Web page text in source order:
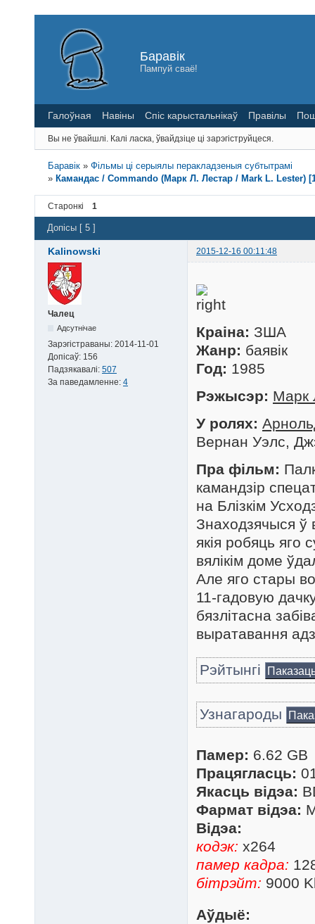
Баравік
Пампуй сваё!
Галоўная Навіны Спіс карыстальнікаў Правілы
Вы не ўвайшлі. Калі ласка, ўвайдзіце ці зарэгіструйцеся.
Баравік »Фільмы ці серыялы перакладзеныя субтытрамі
» Камандас / Commando (Марк Л. Лестар / Mark L. Lester)
Старонкі 1
Допісы [ 5 ]
Kalinowski 2015-12-16 00:11:48
Чалец
Адсутнічае
Зарэгістраваны: 2014-11-01
Допісаў: 156
Падзякавалі: 507
За паведамленне: 4
Краіна: ЗША
Жанр: баявік
Год: 1985
Рэжысэр: Марк
У ролях:
Вернан Уэлс,
Пра фільм:
камандзір
на Блізкім
Знаходзячыся ў
якія робяць
вялікім доме
Але яго стары
11-гадовую
бязлітасна
выратавання
Рэйтынгі
Узнагароды
Памер: 6.62 GB
Працягласць:
Якасць відэа:
Фармат відэа:
Відэа:
кодэк: x264
памер кадра:
бітрэйт: 9000
Аўдыё: